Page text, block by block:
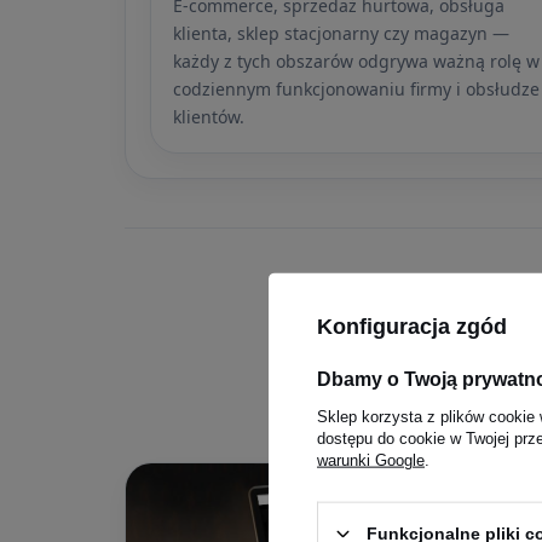
E-commerce, sprzedaż hurtowa, obsługa
klienta, sklep stacjonarny czy magazyn —
każdy z tych obszarów odgrywa ważną rolę w
codziennym funkcjonowaniu firmy i obsłudze
klientów.
Poznaj
Niezależnie od tego,
Konfiguracja zgód
Dbamy o Twoją
Sklep korzysta z plików cookie
dostępu do cookie w Twojej
warunki Google
Funkcjonalne pliki